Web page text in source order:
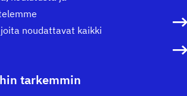
noudattavat kaikki
tarkemmin